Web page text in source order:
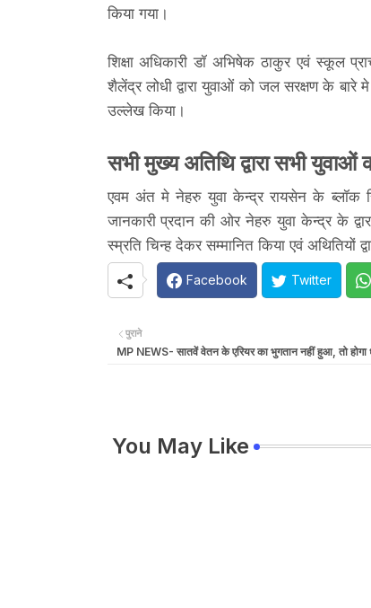
किया गया।
शिक्षा अधिकारी डॉ अभिषेक ठाकुर एवं स्कूल
शैलेंद्र लोधी द्वारा युवाओं को जल सरक्षण के
उल्लेख किया।
सभी मुख्य अतिथि द्वारा सभी
एवम अंत मे नेहरु युवा केन्द्र रायसेन के ब्लॉक
जानकारी प्रदान की ओर नेहरु युवा केन्द्र के
स्म्रति चिन्ह देकर सम्मानित किया एवं अथितियों
Facebook Twitter
पुराने
MP NEWS- सातवें वेतन के एरियर का भुगतान नहीं हुआ, तो होगा
You May Like